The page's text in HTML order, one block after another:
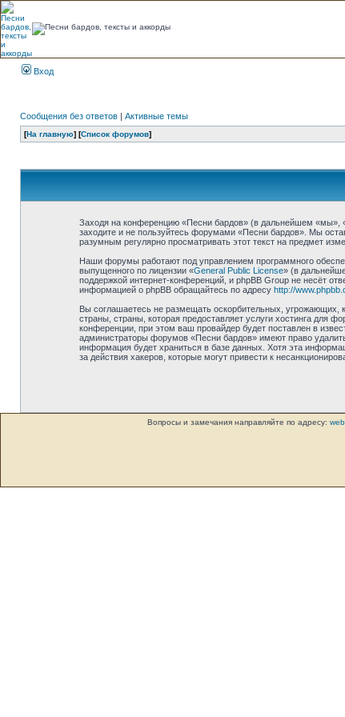
Вход
Сообщения без ответов | Активные темы
[На главную] [Список форумов]
Заходя на конференцию «Песни бардов» (в дальнейшем «мы»,
заходите и не пользуйтесь форумами «Песни бардов». Мы
разумным регулярно просматривать этот текст на предмет
Наши форумы работают под управлением программного
выпущенного по лицензии «General Public License» (в
поддержкой интернет-конференций, и phpBB Group не несёт
информацией о phpBB обращайтесь по адресу http://
Вы соглашаетесь не размещать оскорбительных, угрожающих,
страны, страны, которая предоставляет услуги хостинга
конференции, при этом ваш провайдер будет поставлен в
администраторы форумов «Песни бардов» имеют право
информация будет храниться в базе данных. Хотя эта
за действия хакеров, которые могут привести к
Вопросы и замечания направляйте по адресу: